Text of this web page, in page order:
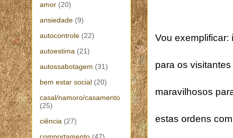
Vou
para os
maravilhosos
estas ordens
amor (20)
ansiedade (9)
autocontrole (22)
autoestima (21)
autossabotagem (31)
bem estar social (20)
casal/namoro/casamento
(25)
ciência (27)